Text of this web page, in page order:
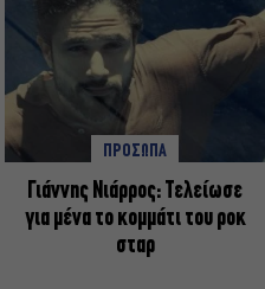
ΠΡΟΣΩΠΑ
Γιάννης Νιάρρος: Τελείωσε
για μένα το κομμάτι του ροκ
σταρ